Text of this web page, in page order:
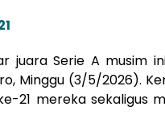
juara Serie A musim
Minggu (3/5/2026).
21 mereka sekaligus